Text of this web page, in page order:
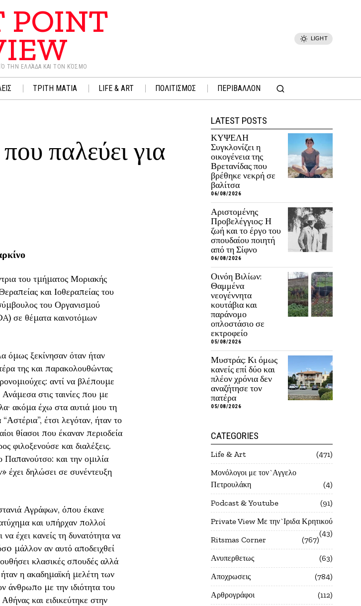
POINT
ΤΗΝ ΕΛΛΆΔΑ ΚΑΙ ΤΟΝ ΚΌΣΜΟ
LIGHT
ΤΡΙΤΗ ΜΑΤΙΑ LIFE & ART ΠΟΛΙΤΙΣΜΟΣ ΠΕΡΙΒΑΛΛΟΝ
παλεύει για
του τμήματος Μοριακής
και Ιοθεραπείας του
του Οργανισμού
σε θέματα καινοτόμων
όμως ξεκίνησαν όταν ήταν
της και παρακολουθώντας
αντί να βλέπουμε
στις ταινίες που με
ακόμα έχω στα αυτιά μου τη
έτσι λεγόταν, ήταν το
θίασοι που έκαναν περιοδεία
φιλοξενούσε και διαλέξεις.
και την ομιλία
έχει δηλώσει σε συνέντευξη
Αγράφων, όπου έκανε
και υπήρχαν πολλοί
έχει κανείς τη δυνατότητα να
μάλλον αν αυτό αποδειχθεί
κλασικές σπουδές αλλά
ήταν η ακαδημαϊκή μελέτη των
άνθρωπο με την ιδιότητα του
και ειδικεύτηκε στην
LATEST POSTS
ΚΥΨΕΛΗ
Συγκλονίζει η
οικογένεια της
Βρετανίδας που
βρέθηκε νεκρή σε
βαλίτσα
06/08/2026
Αριστομένης
Προβελέγγιος: Η
ζωή και το έργο του
σπουδαίου ποιητή
από τη Σίφνο
06/08/2026
Οινόη Βιλίων:
Θαμμένα
νεογέννητα
κουτάβια και
παράνομο
οπλοστάσιο σε
εκτροφείο
05/08/2026
Μυστράς: Κι όμως
κανείς επί δύο και
πλέον χρόνια δεν
αναζήτησε τον
πατέρα
05/08/2026
CATEGORIES
Life & Art
471
Mονόλογοι με τον`Αγγελο
Πετρουλάκη
4
Podcast & Youtube
91
Private View Με την`Ιριδα Κρητικού
43
Ritsmas Corner
767
Ανυπερθετως
63
Αποχρωσεις
784
Αρθρογράφοι
112